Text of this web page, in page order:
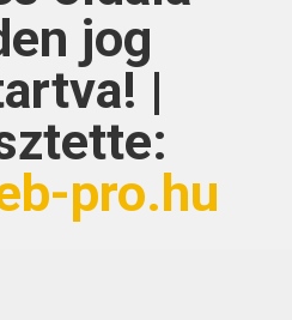
jog
|
pro.hu